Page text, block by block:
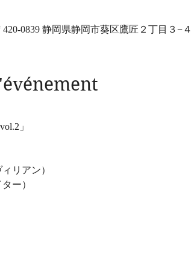
0839 静岡県静岡市葵区鷹匠２丁目３−４
」
リアン）
ー）